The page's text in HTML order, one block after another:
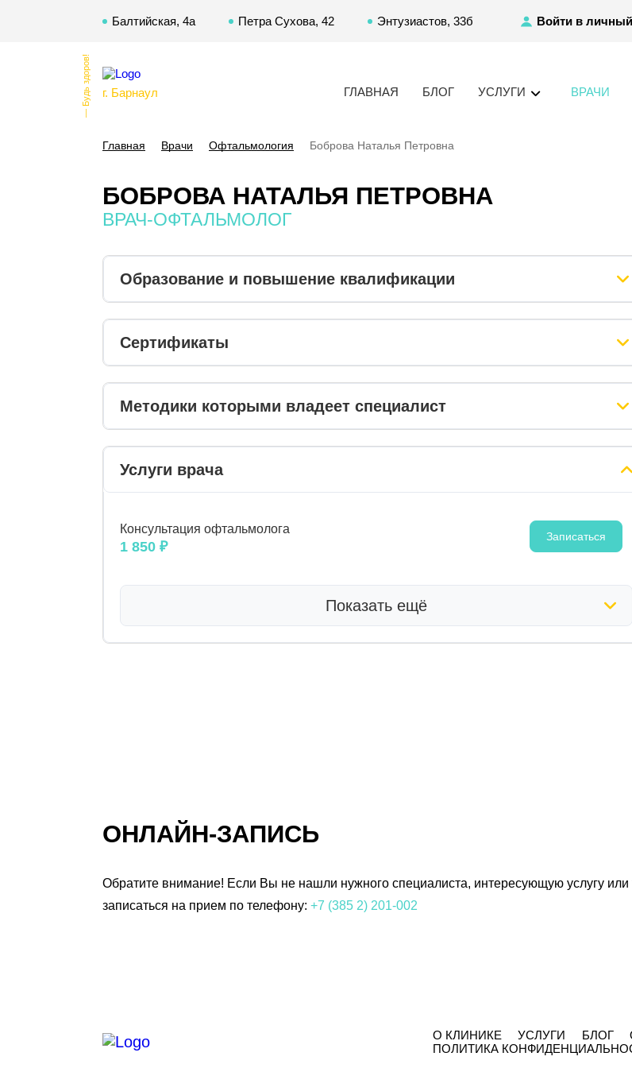
— Будь здоров! г. Барнаул ГЛАВНАЯ БЛОГ УСЛУГИ ВРАЧИ
Балтийская, 4а Петра Сухова, 42 Энтузиастов, 33б Войти в
Главная Врачи Офтальмология Боброва Наталья Петровна
БОБРОВА НАТАЛЬЯ ПЕТРОВНА
ВРАЧ-ОФТАЛЬМОЛОГ
Образование и повышение квалификации
Сертификаты
Методики которыми владеет специалист
Услуги врача
Консультация офтальмолога
1 850 ₽
Записаться
Показать ещё
ОНЛАЙН-ЗАПИСЬ
Обратите внимание! Если Вы не нашли нужного специалиста, интересующую услугу
записаться на прием по телефону: +7 (385 2) 201-002
О КЛИНИКЕ УСЛУГИ БЛОГ
ПОЛИТИКА